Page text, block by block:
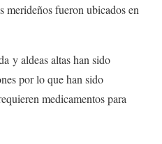
merideños fueron ubicados en
y aldeas altas han sido
por lo que han sido
medicamentos para